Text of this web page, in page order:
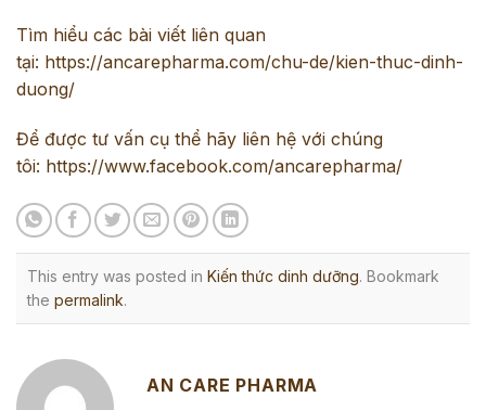
Tìm hiểu các bài viết liên quan
tại: https://ancarepharma.com/chu-de/kien-thuc-dinh-
duong/
Để được tư vấn cụ thể hãy liên hệ với chúng
tôi: https://www.facebook.com/ancarepharma/
This entry was posted in Kiến thức dinh dưỡng. Bookmark
the permalink.
AN CARE PHARMA